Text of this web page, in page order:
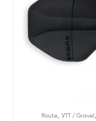
Route ,VTT / Gravel